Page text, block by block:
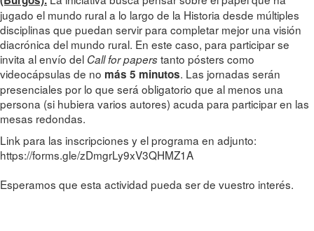
jugado el mundo rural a lo largo de la Historia desde múltiples
disciplinas que puedan servir para completar mejor una visión
diacrónica del mundo rural. En este caso, para participar se
invita al envío del Call for paperstanto pósters como
videocápsulas de no más 5 minutos. Las jornadas serán
presenciales por lo que será obligatorio que al menos una
persona (si hubiera varios autores) acuda para participar en las
mesas redondas.
Link para las inscripciones y el programa en adjunto:
https://forms.gle/zDmgrLy9xV3QHMZ1A
Esperamos que esta actividad pueda ser de vuestro interés.